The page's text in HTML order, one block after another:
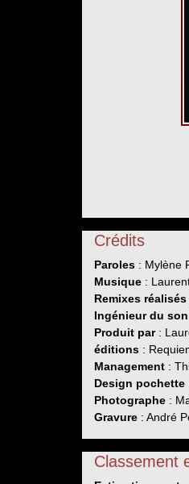
Crédits
Paroles : Mylène
Musique :
Remixes
Ingénieur du son
Produit par:
éditions :
Management :
Design pochette
Photographe :
Gravure : André
Classement